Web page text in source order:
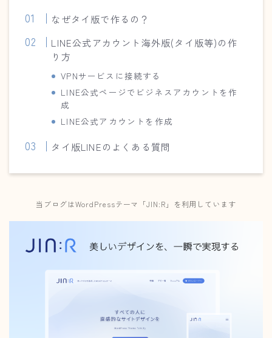
なぜタイ版で作るの？
LINE公式アカウント海外版(タイ版等)の作
り方
VPNサービスに接続する
LINE公式ページでビジネスアカウントを作
成
LINE公式アカウントを作成
タイ版LINEのよくある質問
当ブログはWordPressテーマ「JIN:R」を利用しています